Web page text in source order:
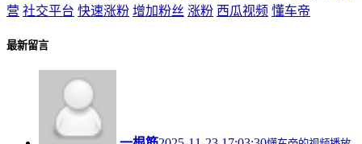
营 社交平台 快速涨粉 增加粉丝 涨粉 西瓜视频 懂车帝
最新留言